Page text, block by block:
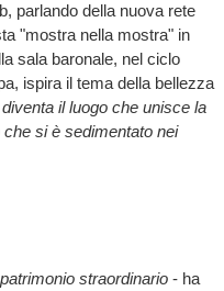
parlando della nuova rete
"mostra nella mostra" in
sala baronale, nel ciclo
ispira il tema della bellezza
il luogo che unisce la
si è sedimentato nei
straordinario- ha